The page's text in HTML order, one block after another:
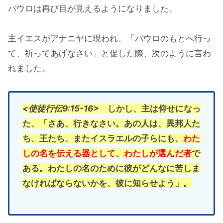
パウロは再び目が見えるようになりました。
主イエスがアナニヤに現われ、「パウロのもとへ行っ
て、祈ってあげなさい」と促した際、次のように言わ
れました。
<使徒行伝9:15-16> しかし、主は仰せになっ
た、「さあ、行きなさい。あの人は、異邦人た
ち、王たち、またイスラエルの子らにも、 わた
しの名を伝える器として、わたしが選んだ者で
ある。わたしの名のために彼がどんなに苦しま
なければならないかを、彼に知らせよう」。